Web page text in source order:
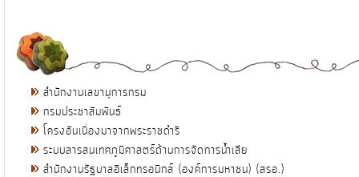
สำนักงานเลขานุการกรม
กรมประชาสัมพันธ์
โครงอันเนื่องมาจากพระราชดำริ
ระบบสารสนเทศภูมิศาสตร์ด้านการจัดการน้ำเสีย
สำนักงานรัฐบาลอิเล็กทรอนิกส์ (องค์การมหาชน) (สรอ.)